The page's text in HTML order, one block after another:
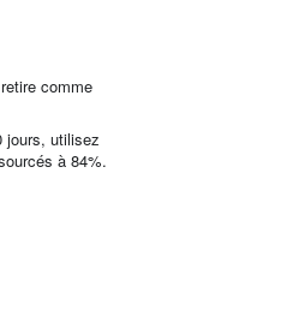
comme
jours, utilisez
à 84%.